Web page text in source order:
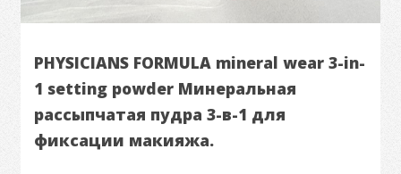
PHYSICIANS FORMULA mineral wear 3-in-
1 setting powder Минеральная
рассыпчатая пудра 3-в-1 для
фиксации макияжа.